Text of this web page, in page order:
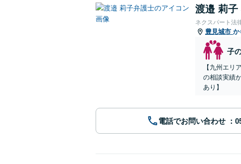
渡邉 莉子
ネクスパート法
豊見城市 か
子
【九州エリ
の相談実績
あり】
電話でお問い合わせ